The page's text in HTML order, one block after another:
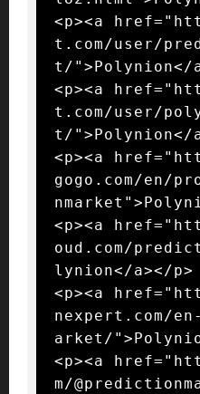
<p><a
t.com/user/
t/">Polynion</
<p><a
t.com/user/
t/">Polynion</
<p><a
gogo.com/en/
<p><a
oud.com/
lynion</a></p>
<p><a
nexpert.com/
arket/
<p><a
m/